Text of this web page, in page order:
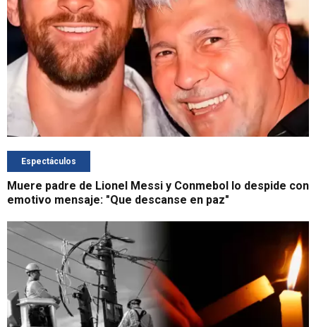
Espectáculos
Muere padre de Lionel Messi y Conmebol lo despide con
emotivo mensaje: "Que descanse en paz"